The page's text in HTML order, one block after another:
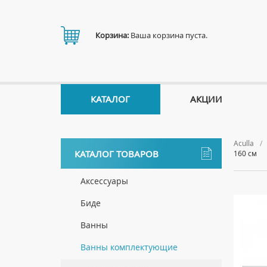
Aculla
160 см
КАТАЛОГ ТОВАРОВ
Аксессуары
ДЕРЖАТЕЛИ
Биде
НАПОЛЬНЫЕ БИДЕ
Ванны
АКРИЛОВЫЕ ВАННЫ
Ванны комплектующие
Корзина: Ваша корзина пуста.
КАТАЛОГ АКЦИИ